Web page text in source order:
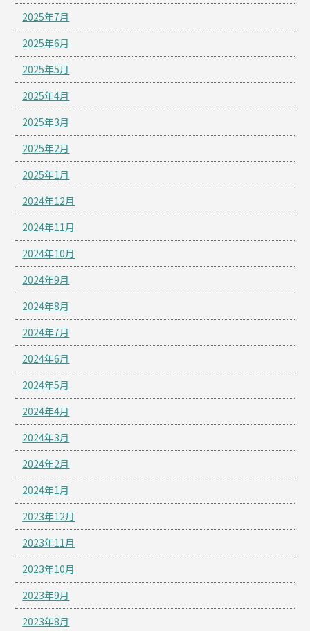
2025年7月
2025年6月
2025年5月
2025年4月
2025年3月
2025年2月
2025年1月
2024年12月
2024年11月
2024年10月
2024年9月
2024年8月
2024年7月
2024年6月
2024年5月
2024年4月
2024年3月
2024年2月
2024年1月
2023年12月
2023年11月
2023年10月
2023年9月
2023年8月